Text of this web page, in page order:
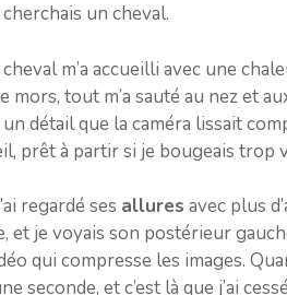
un cheval.
m’a accueilli avec une
tout m’a sauté au nez et
détail que la caméra lissait
prêt à partir si je bougeais trop
regardé ses allures avec plus
et je voyais son postérieur
qui compresse les images.
seconde, et c’est là que j’ai